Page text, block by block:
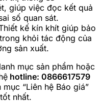
giúp việc đọc kết quả
số quan sát.
kế kín khít giúp bảo
khỏi tác động của
sản xuất.
mục sản phẩm hoặc
hotline: 0866617579
“Liên hệ Báo giá”
nhất.